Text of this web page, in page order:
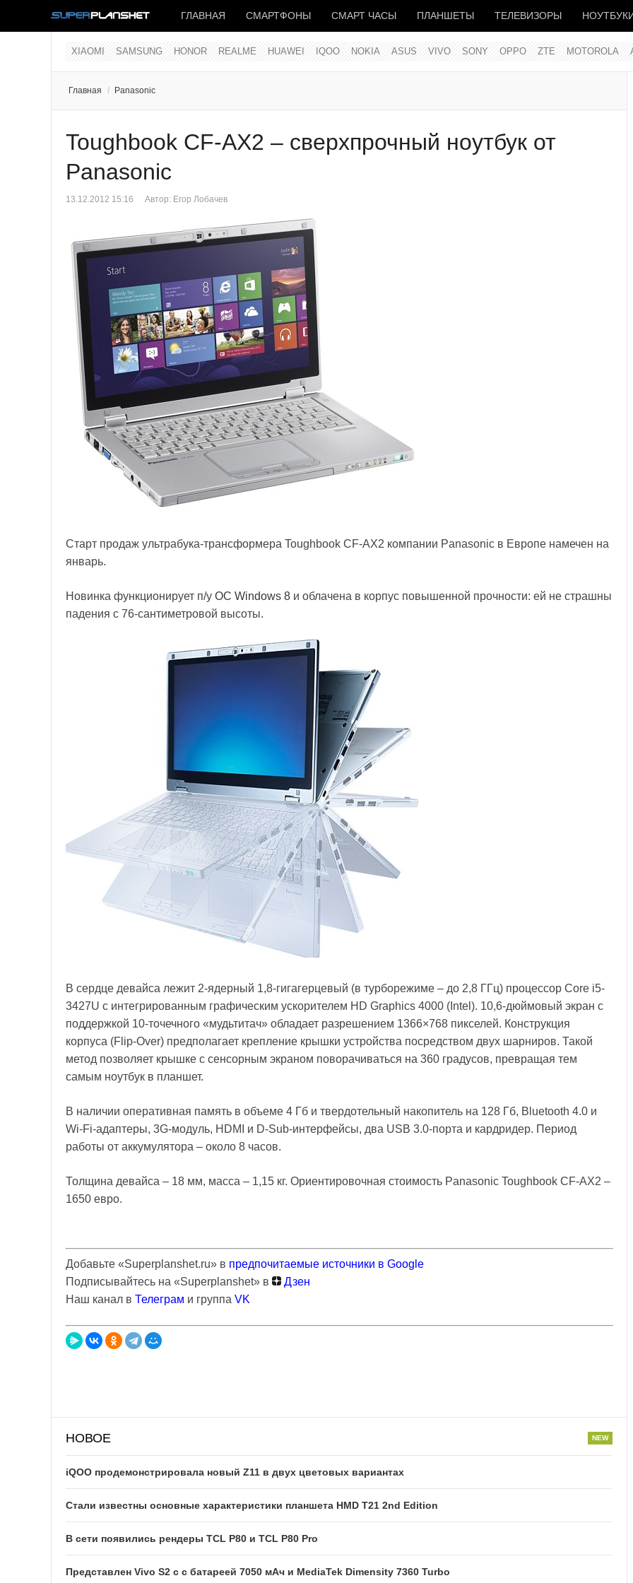
ГЛАВНАЯ СМАРТФОНЫ СМАРТ ЧАСЫ ПЛАНШЕТЫ ТЕЛЕВИЗОРЫ
XIAOMI SAMSUNG HONOR REALME HUAWEI IQOO NOKIA ASUS VIVO SONY OPPO ZTE MOTOROLA
Главная / Panasonic
Toughbook CF-AX2 – сверхпрочный ноутбук от
Panasonic
13.12.2012 15:16 Автор: Егор Лобачев
Старт продаж ультрабука-трансформера Toughbook CF-AX2 компании Panasonic в Европе намечен на
январь.
Новинка функционирует п/у ОС Windows 8 и облачена в корпус повышенной прочности: ей не страшны
падения с 76-сантиметровой высоты.
В сердце девайса лежит 2-ядерный 1,8-гигагерцевый (в турборежиме – до 2,8 ГГц) процессор Core i5-
3427U с интегрированным графическим ускорителем HD Graphics 4000 (Intel). 10,6-дюймовый экран с
поддержкой 10-точечного «мудьтитач» обладает разрешением 1366×768 пикселей. Конструкция
корпуса (Flip-Over) предполагает крепление крышки устройства посредством двух шарниров. Такой
метод позволяет крышке с сенсорным экраном поворачиваться на 360 градусов, превращая тем
самым ноутбук в планшет.
В наличии оперативная память в объеме 4 Гб и твердотельный накопитель на 128 Гб, Bluetooth 4.0 и
Wi-Fi-адаптеры, 3G-модуль, HDMI и D-Sub-интерфейсы, два USB 3.0-порта и кардридер. Период
работы от аккумулятора – около 8 часов.
Толщина девайса – 18 мм, масса – 1,15 кг. Ориентировочная стоимость Panasonic Toughbook CF-AX2 –
1650 евро.
Добавьте «Superplanshet.ru» в предпочитаемые источники в Google
Подписывайтесь на «Superplanshet» в
Дзен
Наш канал в Телеграм и группа VK
НОВОЕ
iQOO продемонстрировала новый Z11 в двух цветовых вариантах
Стали известны основные характеристики планшета HMD T21 2nd Edition
В сети появились рендеры TCL P80 и TCL P80 Pro
Представлен Vivo S2 с с батареей 7050 мАч и MediaTek Dimensity 7360 Turbo